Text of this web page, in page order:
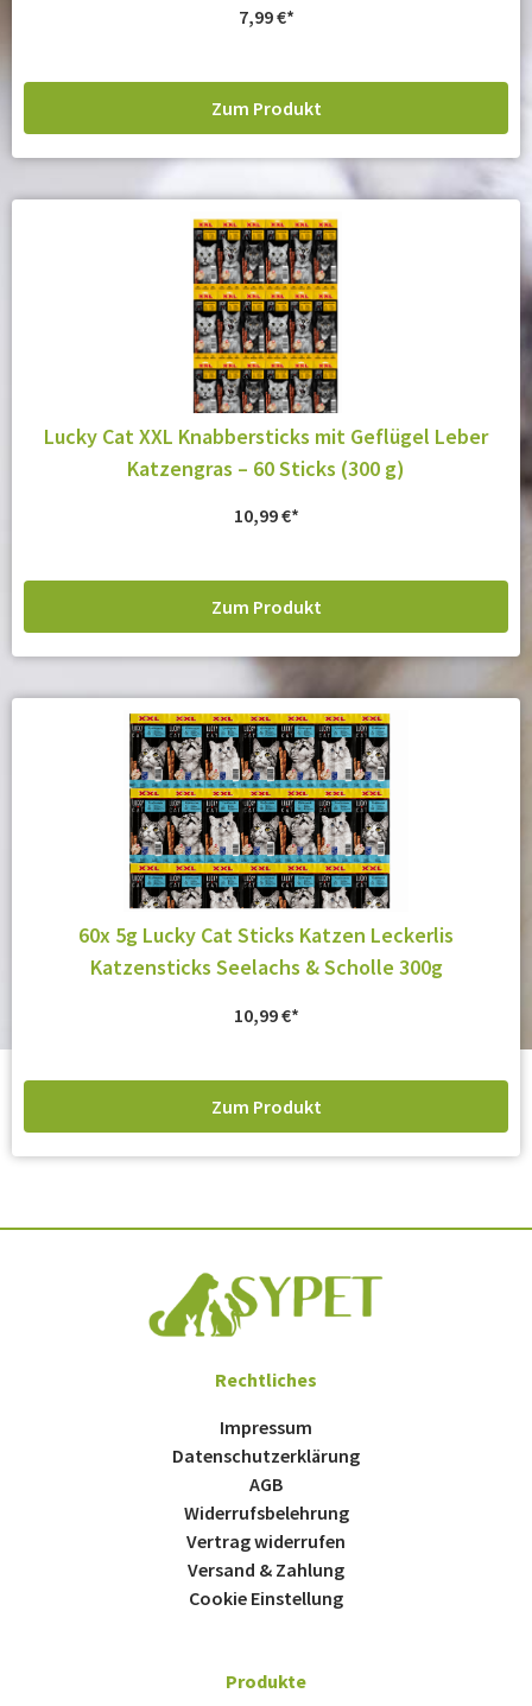
7,99€
Zum Produkt
Lucky Cat XXL Knabbersticks mit Geflügel Leber
Katzengras – 60 Sticks (300 g)
10,99€
Zum Produkt
60x 5g Lucky Cat Sticks Katzen Leckerlis
Katzensticks Seelachs & Scholle 300g
10,99€
Zum Produkt
Rechtliches
Impressum
Datenschutzerklärung
AGB
Widerrufsbelehrung
Vertrag widerrufen
Versand & Zahlung
Cookie Einstellung
Produkte